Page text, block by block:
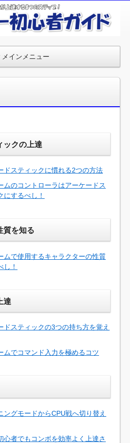
メインメニュー
ックの上達
ドスティックに慣れる2つの方法
ムのコントローラはアーケードス
にするべし！
質を知る
ムで使用するキャラクターの性質
し！
達
ドスティックの3つの持ち方を覚え
ムでコマンド入力を極めるコツ
ングモードからCPU戦へ切り替え
心者でもコンボを効率よく上達さ